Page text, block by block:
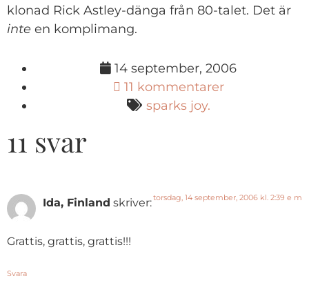
klonad Rick Astley-dänga från 80-talet. Det är
inte en komplimang.
14 september, 2006
11 kommentarer
sparks joy.
11 svar
Ida, Finland skriver:torsdag, 14 september, 2006 kl. 2:39 e m
Grattis, grattis, grattis!!!
Svara